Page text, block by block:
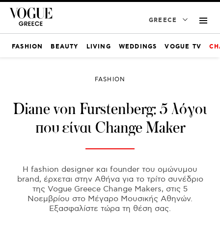
GREECE
FASHION BEAUTY LIVING WEDDINGS VOGUE TV
FASHION
Diane von Furstenberg: 5 λόγοι
που είναι Change Maker
Η fashion designer και founder του ομώνυμου
brand, έρχεται στην Αθήνα για το τρίτο συνέδριο
της Vogue Greece Change Makers, στις 5
Νοεμβρίου στο Μέγαρο Μουσικής Αθηνών.
Εξασφαλίστε τώρα τη θέση σας.